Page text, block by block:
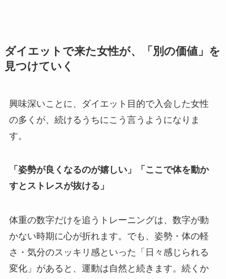
ダイエットで来た女性が、「別の価値」を
見つけていく
興味深いことに、ダイエット目的で入会した女性
の多くが、続けるうちにこう言うようになりま
す。
「姿勢が良くなるのが嬉しい」「ここで体を動か
すとストレスが抜ける」
体重の数字だけを追うトレーニングは、数字が動
かない時期に心が折れます。でも、姿勢・体の軽
さ・気分のスッキリ感といった「日々感じられる
変化」があると、運動は自然と続きます。続くか